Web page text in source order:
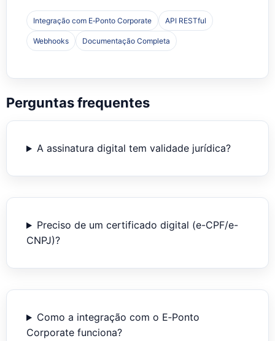
Integração com E‑Ponto Corporate API RESTful
Webhooks Documentação Completa
Perguntas frequentes
A assinatura digital tem validade jurídica?
Preciso de um certificado digital (e-CPF/e-
CNPJ)?
Como a integração com o E‑Ponto
Corporate funciona?